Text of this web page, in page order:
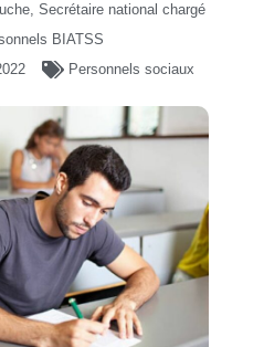
Secrétaire national chargé
BIATSS
Personnels sociaux